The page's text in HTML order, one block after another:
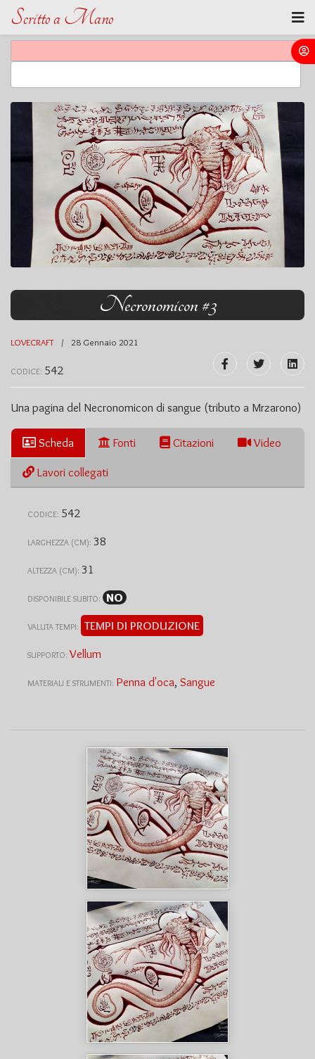
Scritto a Mano
Necronomicon #3
LOVECRAFT 28 Gennaio 2021
CODICE: 542
Una pagina del Necronomicon di sangue (tributo a Mrzarono)
Scheda Fonti Citazioni Video
Lavori collegati
CODICE: 542
LARGHEZZA (CM): 38
ALTEZZA (CM): 31
DISPONIBILE SUBITO: NO
VALUTA TEMPI: TEMPI DI PRODUZIONE
SUPPORTO: Vellum
MATERIALI E STRUMENTI: Penna d'oca, Sangue